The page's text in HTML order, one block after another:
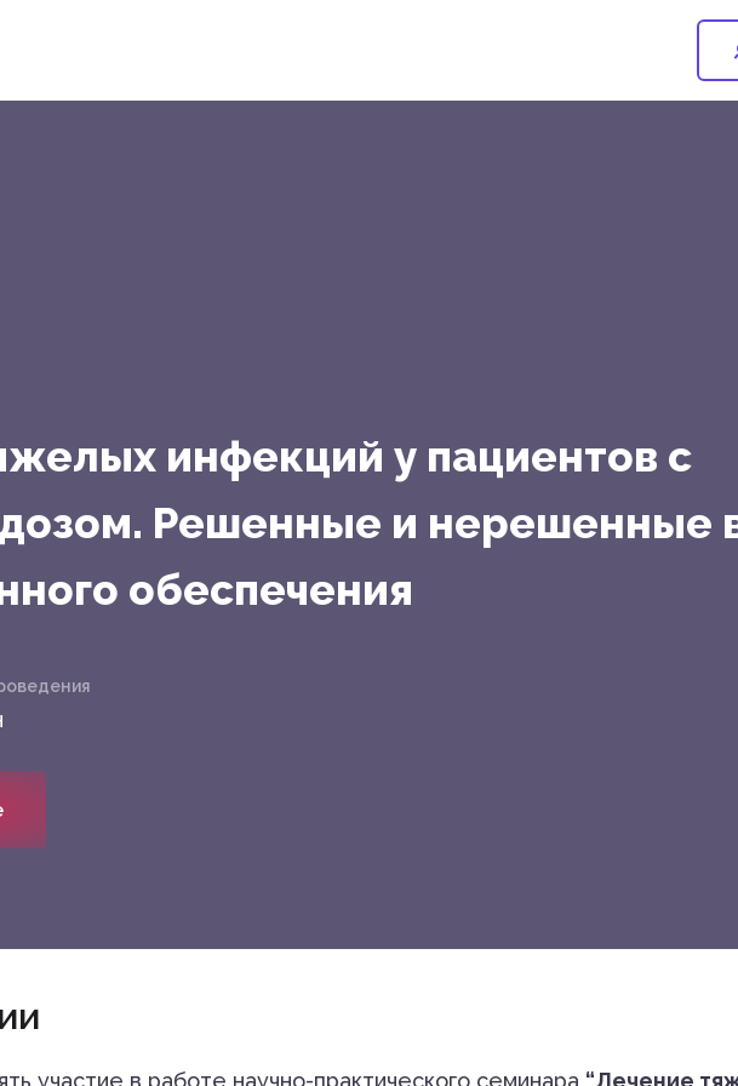
инфекций у пациентов с
Решенные и нерешенные
обеспечения
участие в работе научно-практического семинара “Лечение